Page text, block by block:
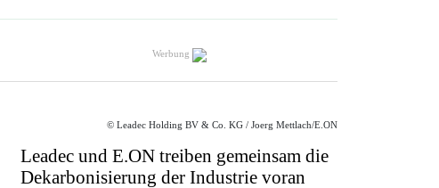
Werbung
© Leadec Holding BV & Co. KG / Joerg Mettlach/E.ON
Leadec und E.ON treiben gemeinsam die
Dekarbonisierung der Industrie voran